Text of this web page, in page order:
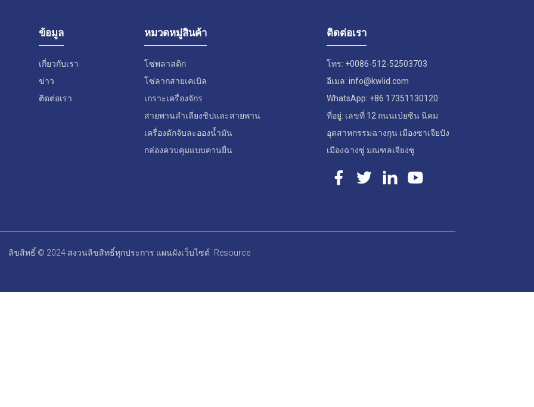
ข้อมูล
เกี่ยวกับเรา
ข่าว
ติดต่อเรา
หมวดหมู่สินค้า
โซ่พลาสติก
โซ่ลากสายเคเบิล
เกราะเครื่องจักร
สายพานลำเลียงชิปและสายพาน
เครื่องดักจับละอองน้ำมัน
กล่องควบคุมแบบคานยื่น
ติดต่อเรา
โทร: +0086-512-52503703
อีเมล: info@kwlid.com
WhatsApp: +86 17351130120
ที่อยู่: เลขที่ 12 ถนนเป่ยซิน นิคม
อุตสาหกรรมฉางกุน เมืองซาเจียปัง
เมืองฉางซู่ มณฑลเจียงซู
ลิขสิทธิ์ © 2024 สงวนลิขสิทธิ์ทุกประการ แผนผังเว็บไซต์ Resource